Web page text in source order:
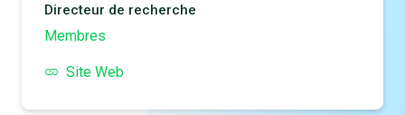
Directeur de recherche
Membres
Site Web